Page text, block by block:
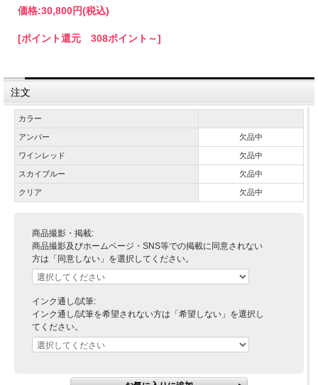
価格:30,800円(税込)
[ポイント還元 308ポイント～]
注文
カラー
アンバー 欠品中
ワインレッド 欠品中
スカイブルー 欠品中
クリア 欠品中
商品撮影・掲載:
商品撮影及びホームページ・SNS等での掲載に同意されない
方は「同意しない」を選択してください。
インク通し/試筆:
インク通し/試筆を希望されない方は「希望しない」を選択し
てください。